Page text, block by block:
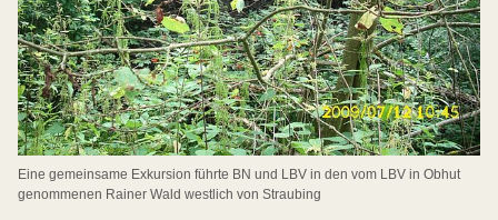
Eine gemeinsame Exkursion führte BN und LBV in den vom LBV in Obhut
genommenen Rainer Wald westlich von Straubing